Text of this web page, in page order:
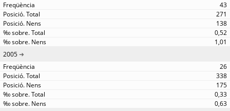
43
271
138
0,52
1,01
2005
26
338
175
0,33
0,63